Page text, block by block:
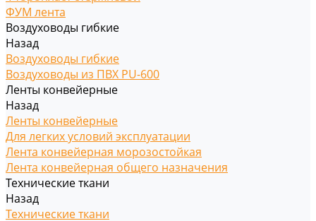
ФУМ лента
Воздуховоды гибкие
Назад
Воздуховоды гибкие
Воздуховоды из ПВХ PU-600
Ленты конвейерные
Назад
Ленты конвейерные
Для легких условий эксплуатации
Лента конвейерная морозостойкая
Лента конвейерная общего назначения
Технические ткани
Назад
Технические ткани